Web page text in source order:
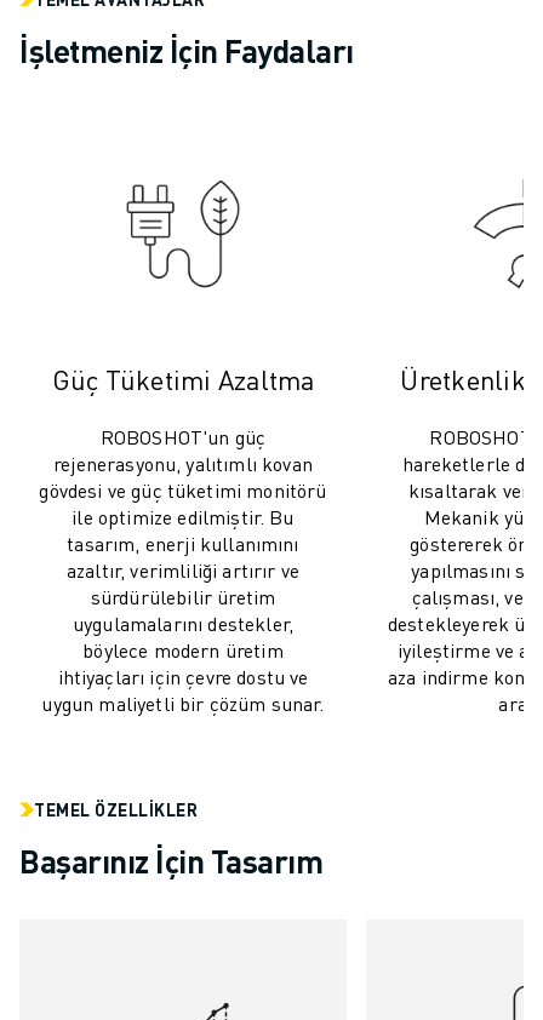
ELEKTRONIK
DEPOLAMA, LOJISTIK, SEVKIYAT
TÜM UYGULAMALAR
CNC TAŞLAMA
CNC FREZELEME
YÜKSEK HIZLI DELME VE KILAVUZ ÇEKME
ENJEKSIYON
MAKINE BESLEME
MALZEME TAŞIMA
PALETLEME
PUNTA KAYNAĞI
GÖRSEL DENETIM
TEL EROZYON
MÜŞTERI HIZMETLERI
SAHA VE BAKIM
İşletmeniz İçin Faydaları
Güç Tüketimi Azaltma
ROBOSHOT'un güç
rejenerasyonu, yalıtımlı kovan
gövdesi ve güç tüketimi monitörü
ile optimize edilmiştir. Bu
tasarım, enerji kullanımını
azaltır, verimliliği artırır ve
sürdürülebilir üretim
uygulamalarını destekler,
böylece modern üretim
ihtiyaçları için çevre dostu ve
uygun maliyetli bir çözüm sunar.
Üretkenlik
hareketlerle
kısaltarak
Mekanik yük
göstererek
yapılmasını
çalışması,
destekleyerek
iyileştirme ve
aza indirme
TEMEL ÖZELLIKLER
Başarınız İçin Tasarım